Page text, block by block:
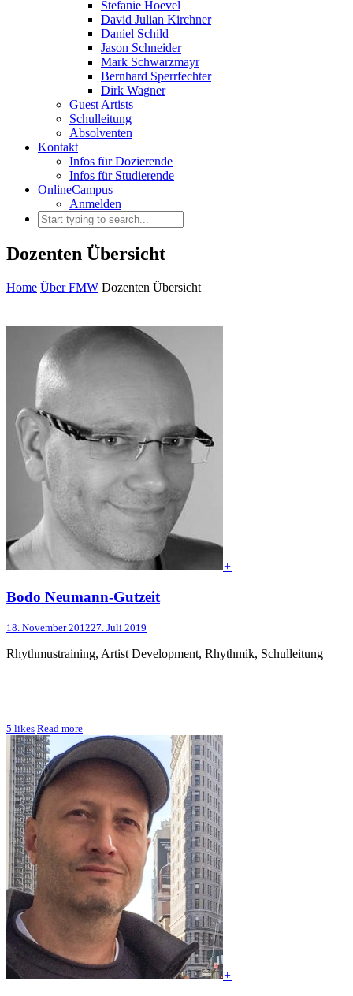
Stefanie Hoevel
David Julian Kirchner
Daniel Schild
Jason Schneider
Mark Schwarzmayr
Bernhard Sperrfechter
Dirk Wagner
Guest Artists
Schulleitung
Absolventen
Kontakt
Infos für Dozierende
Infos für Studierende
OnlineCampus
Anmelden
Dozenten Übersicht
Home Über FMW Dozenten Übersicht
+
Bodo Neumann-Gutzeit
18. November 201227. Juli 2019
Rhythmustraining, Artist Development, Rhythmik, Schulleitung
5 likes Read more
+